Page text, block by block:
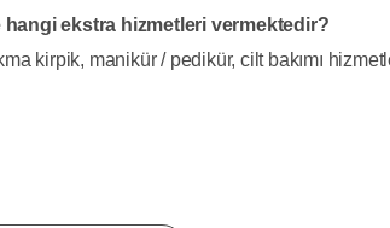
hangi ekstra hizmetleri vermektedir?
kirpik, manikür / pedikür, cilt bakımı